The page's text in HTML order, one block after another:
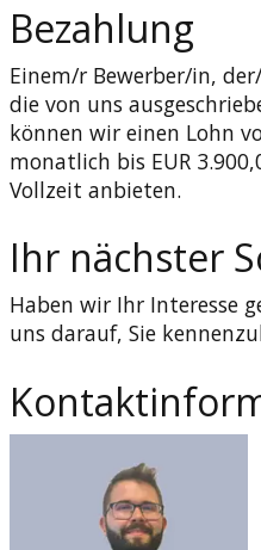
Bezahlung
Einem/r Bewerber/in,
die von uns
können wir einen Lohn
monatlich bis EUR
Vollzeit anbieten.
Ihr nächster
Haben wir Ihr Interesse
uns darauf, Sie